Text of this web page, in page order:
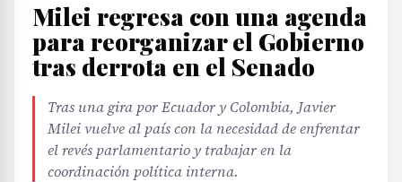
Milei regresa con una agenda
para reorganizar el Gobierno
tras derrota en el Senado
Tras una gira por Ecuador y Colombia, Javier
Milei vuelve al país con la necesidad de enfrentar
el revés parlamentario y trabajar en la
coordinación política interna.